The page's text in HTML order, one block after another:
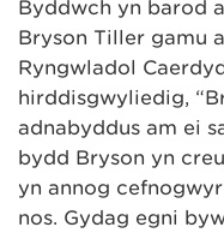
Byddwch yn barod
Bryson Tiller gamu
Ryngwladol
hirddisgwyliedig,
adnabyddus am ei
bydd Bryson yn
yn annog
nos. Gydag egni